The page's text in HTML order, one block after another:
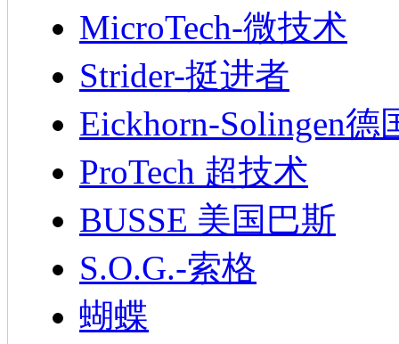
MicroTech-微技术
Strider-挺进者
Eickhorn-Solingen德
ProTech 超技术
BUSSE 美国巴斯
S.O.G.-索格
蝴蝶